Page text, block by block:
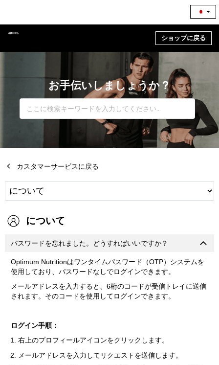
ショップに戻る
お手伝いしましょうか？
カスタマーサービスに戻る
について
パスワードを忘れました。どうすればいいですか？
Optimum Nutritionはワンタイムパスワード（OTP）システムを
使用しており、パスワードなしでログインできます。
メールアドレスを入力すると、6桁のコードが受信トレイに送信
されます。そのコードを使用してログインできます。
ログイン手順：
右上のプロフィールアイコンをクリックします。
メールアドレスを入力してリクエストを送信します。